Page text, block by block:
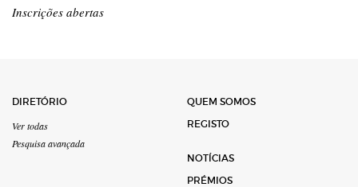
Inscrições abertas
DIRETÓRIO
Ver todas
Pesquisa avançada
QUEM SOMOS
REGISTO
NOTÍCIAS
PRÉMIOS